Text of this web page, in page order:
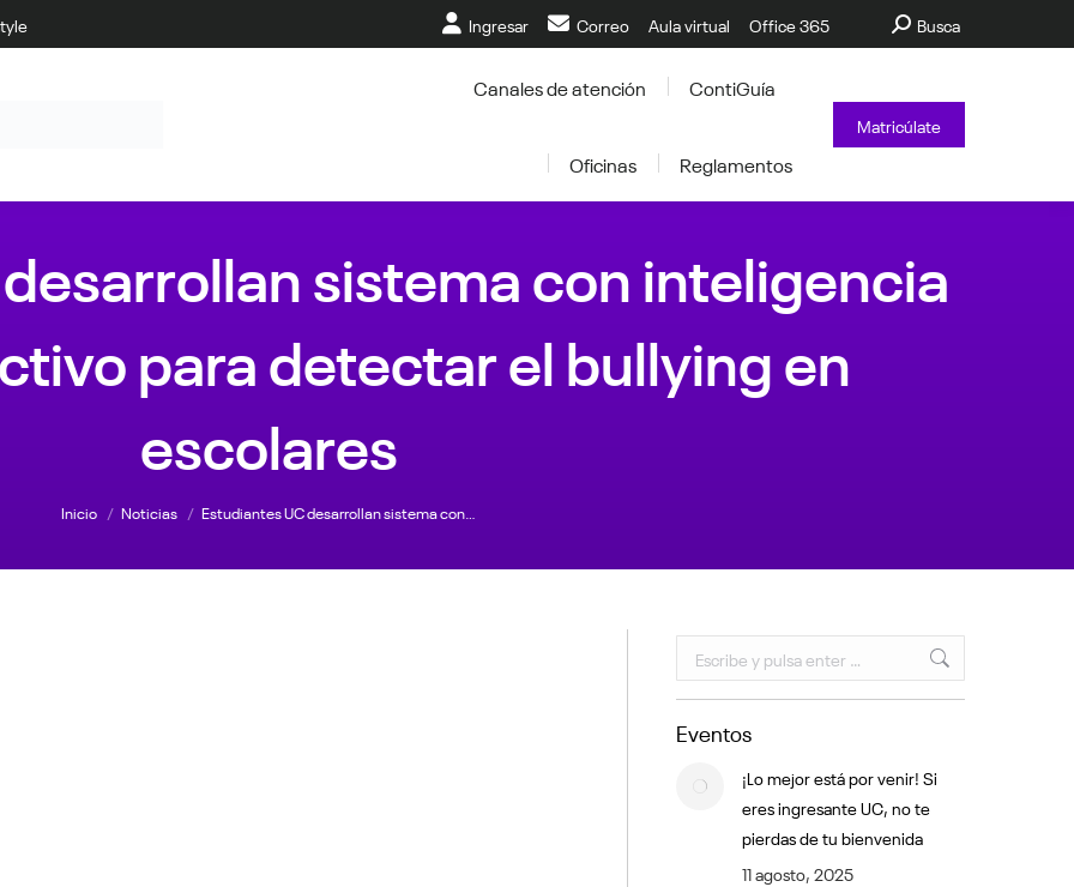
Ingresar Correo Aula virtual Office 365 Buscar:
Busca
Canales de atención ContiGuía
Oficinas Reglamentos
Matricúlate
sistema con inteligencia
para detectar el bullying en
escolares
Inicio Noticias Estudiantes UC desarrollan sistema con…
Buscar:
Eventos
¡Lo mejor está por venir! Si
eres ingresante UC, no te
pierdas de tu bienvenida
11 agosto, 2025